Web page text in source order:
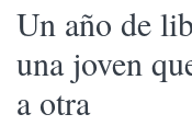
Un año de
una joven
a otra